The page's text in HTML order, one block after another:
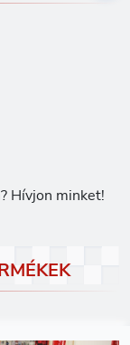
Hívjon minket!